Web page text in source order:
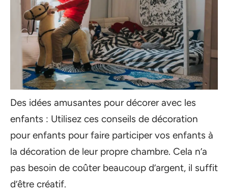
Des idées amusantes pour décorer avec les
enfants : Utilisez ces conseils de décoration
pour enfants pour faire participer vos enfants à
la décoration de leur propre chambre. Cela n’a
pas besoin de coûter beaucoup d’argent, il suffit
d’être créatif.